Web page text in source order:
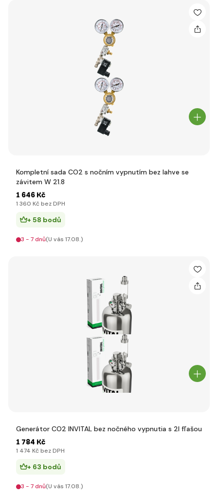
Kompletní sada CO2 s nočním vypnutím bez lahve se
závitem W 21.8
1 646 Kč
1 360 Kč bez DPH
+ 58 bodů
3 - 7 dnů(U vás 17.08.)
Generátor CO2 INVITAL bez nočného vypnutia s 2l fľašou
1 784 Kč
1 474 Kč bez DPH
+ 63 bodů
3 - 7 dnů(U vás 17.08.)